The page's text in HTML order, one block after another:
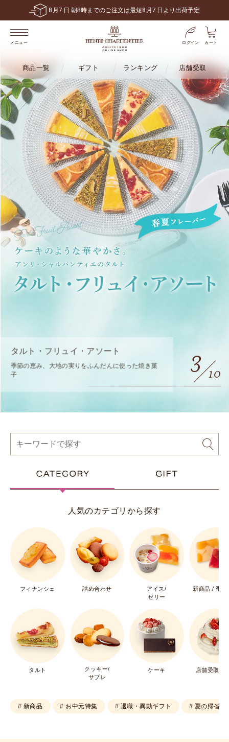
8 月7 日 朝8時までのご注文は最短8 月7 日より出荷予定
メニュー ログイン カート
商品一覧 ギフト ランキング 店舗受取
タルト・フリュイ・アソート
季節の恵み、大地の実りをふんだんに使った焼き菓
子
3 10
人気のカテゴリから探す
フィナンシェ 詰め合わせ
アイス/
ゼリー
新商品 / 季節
タルト
クッキー/
サブレ
ケーキ 店舗受取ケ
# 新商品 # お中元特集 # 退職・異動ギフト # 夏の帰省土